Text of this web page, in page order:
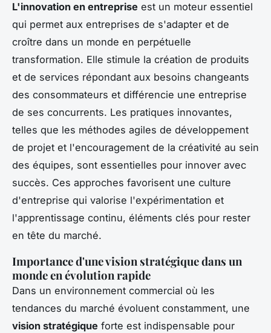
L'innovation en entreprise est un moteur essentiel
qui permet aux entreprises de s'adapter et de
croître dans un monde en perpétuelle
transformation. Elle stimule la création de produits
et de services répondant aux besoins changeants
des consommateurs et différencie une entreprise
de ses concurrents. Les pratiques innovantes,
telles que les méthodes agiles de développement
de projet et l'encouragement de la créativité au sein
des équipes, sont essentielles pour innover avec
succès. Ces approches favorisent une culture
d'entreprise qui valorise l'expérimentation et
l'apprentissage continu, éléments clés pour rester
en tête du marché.
Importance d'une vision stratégique dans un
monde en évolution rapide
Dans un environnement commercial où les
tendances du marché évoluent constamment, une
vision stratégique forte est indispensable pour